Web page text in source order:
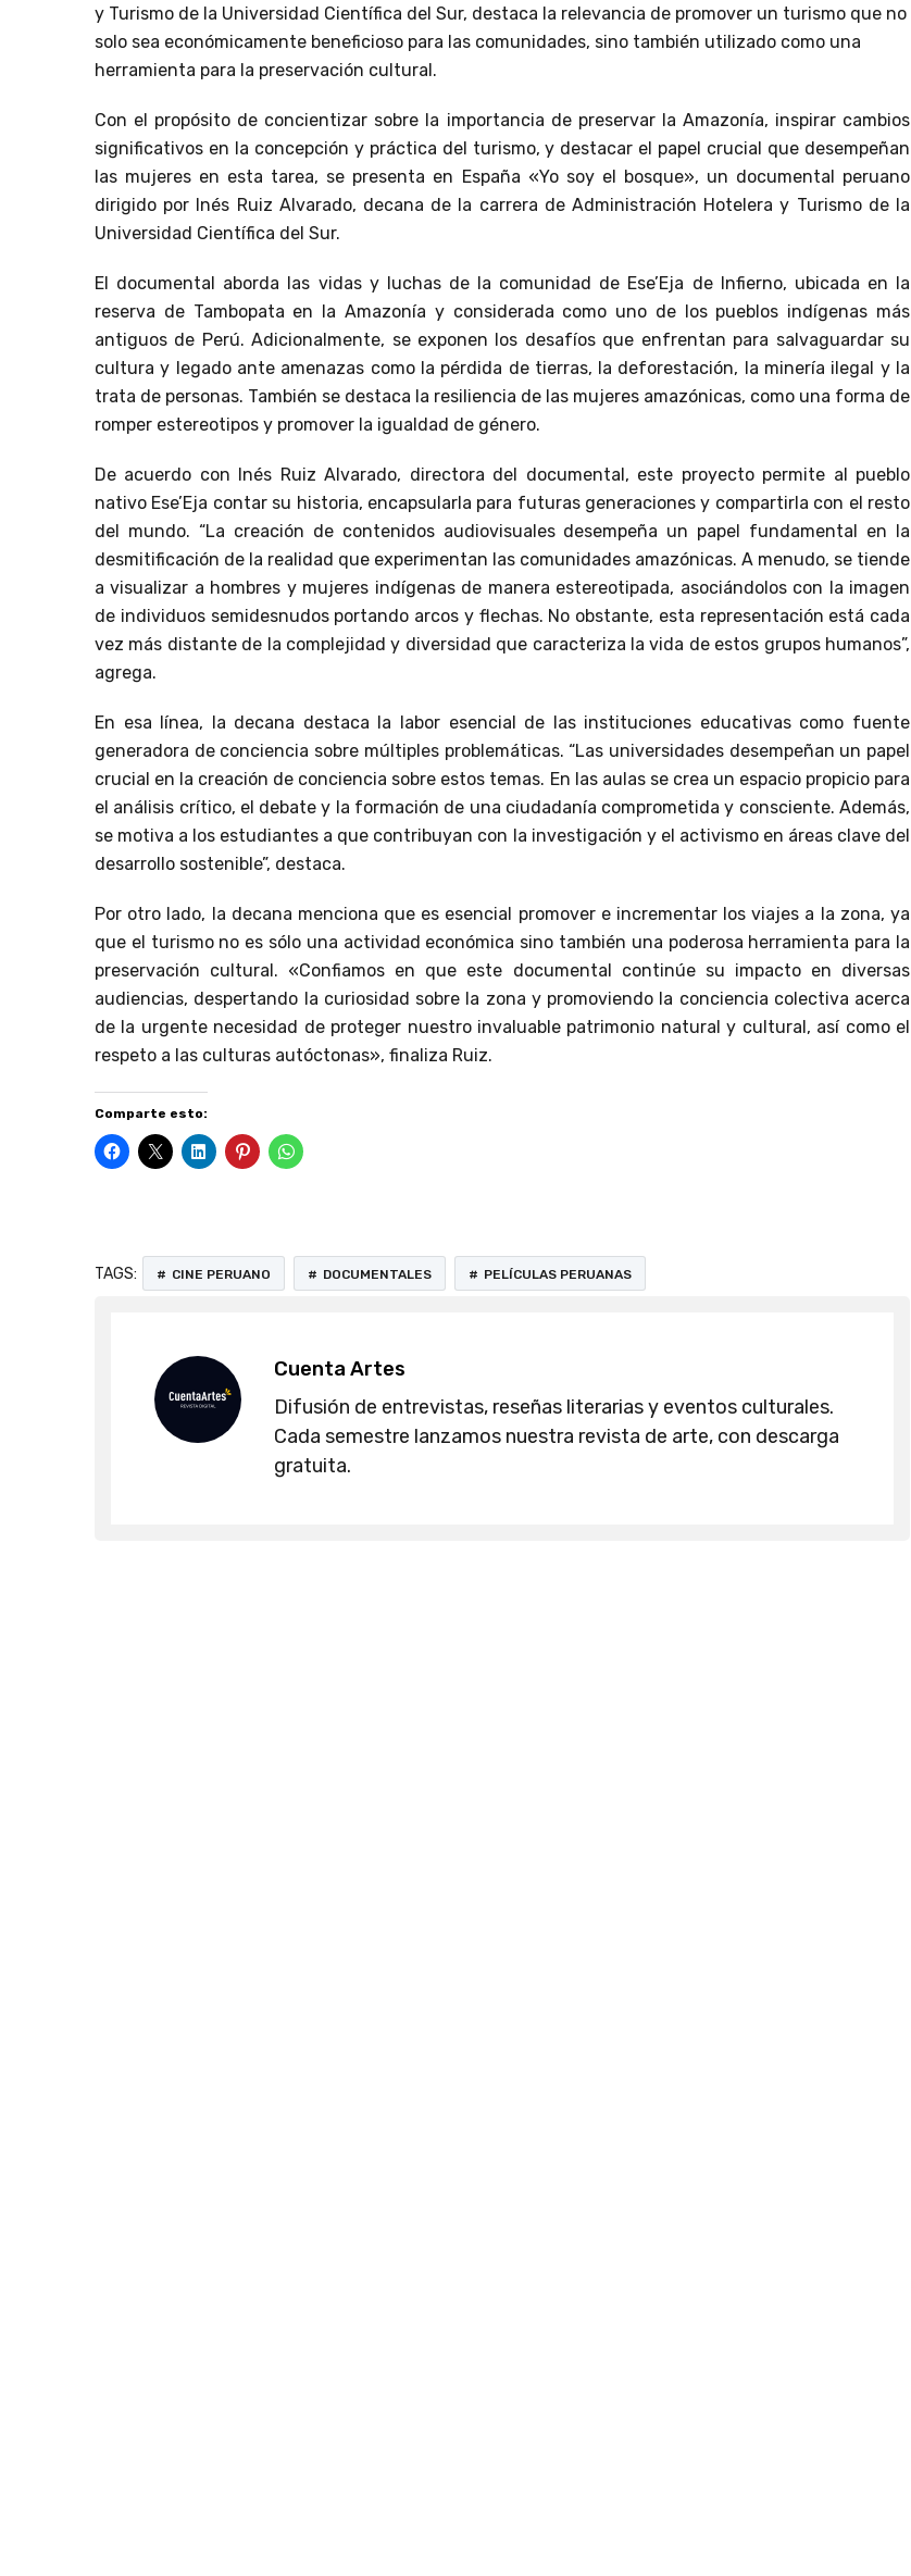
y Turismo de la Universidad Científica del Sur, destaca la relevancia de promover un turismo que no
solo sea económicamente beneficioso para las comunidades, sino también utilizado como una
herramienta para la preservación cultural.
Con el propósito de concientizar sobre la importancia de preservar la Amazonía, inspirar cambios
significativos en la concepción y práctica del turismo, y destacar el papel crucial que desempeñan
las mujeres en esta tarea, se presenta en España «Yo soy el bosque», un documental peruano
dirigido por Inés Ruiz Alvarado, decana de la carrera de Administración Hotelera y Turismo de la
Universidad Científica del Sur.
El documental aborda las vidas y luchas de la comunidad de Ese’Eja de Infierno, ubicada en la
reserva de Tambopata en la Amazonía y considerada como uno de los pueblos indígenas más
antiguos de Perú. Adicionalmente, se exponen los desafíos que enfrentan para salvaguardar su
cultura y legado ante amenazas como la pérdida de tierras, la deforestación, la minería ilegal y la
trata de personas. También se destaca la resiliencia de las mujeres amazónicas, como una forma de
romper estereotipos y promover la igualdad de género.
De acuerdo con Inés Ruiz Alvarado, directora del documental, este proyecto permite al pueblo
nativo Ese’Eja contar su historia, encapsularla para futuras generaciones y compartirla con el resto
del mundo. “La creación de contenidos audiovisuales desempeña un papel fundamental en la
desmitificación de la realidad que experimentan las comunidades amazónicas. A menudo, se tiende
a visualizar a hombres y mujeres indígenas de manera estereotipada, asociándolos con la imagen
de individuos semidesnudos portando arcos y flechas. No obstante, esta representación está cada
vez más distante de la complejidad y diversidad que caracteriza la vida de estos grupos humanos”,
agrega.
En esa línea, la decana destaca la labor esencial de las instituciones educativas como fuente
generadora de conciencia sobre múltiples problemáticas. “Las universidades desempeñan un papel
crucial en la creación de conciencia sobre estos temas. En las aulas se crea un espacio propicio para
el análisis crítico, el debate y la formación de una ciudadanía comprometida y consciente. Además,
se motiva a los estudiantes a que contribuyan con la investigación y el activismo en áreas clave del
desarrollo sostenible”, destaca.
Por otro lado, la decana menciona que es esencial promover e incrementar los viajes a la zona, ya
que el turismo no es sólo una actividad económica sino también una poderosa herramienta para la
preservación cultural. «Confiamos en que este documental continúe su impacto en diversas
audiencias, despertando la curiosidad sobre la zona y promoviendo la conciencia colectiva acerca
de la urgente necesidad de proteger nuestro invaluable patrimonio natural y cultural, así como el
respeto a las culturas autóctonas», finaliza Ruiz.
Comparte esto:
TAGS: CINE PERUANO DOCUMENTALES PELÍCULAS PERUANAS
Cuenta Artes
Difusión de entrevistas, reseñas literarias y eventos culturales.
Cada semestre lanzamos nuestra revista de arte, con descarga
gratuita.